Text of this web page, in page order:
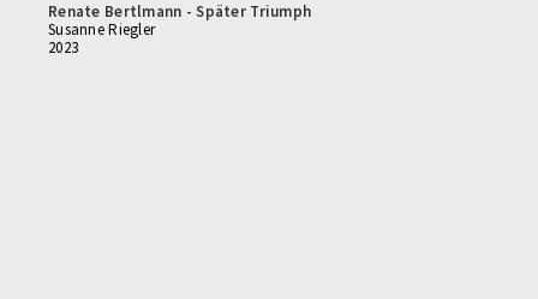
Renate Bertlmann - Später Triumph
Susanne Riegler
2023